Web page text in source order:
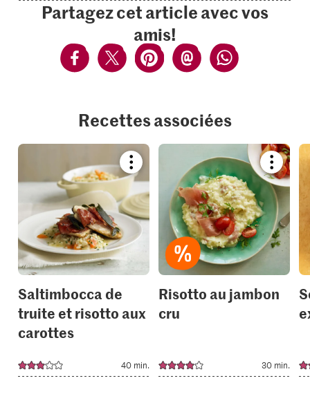
Partagez cet article avec vos
amis!
Recettes associées
Bookmark
recipe
add
it
to
your
collections.
Saltimbocca de
truite et risotto aux
carottes
40 min.
recipe
or
add
to
your
Risotto au jambon
cru
30 min.